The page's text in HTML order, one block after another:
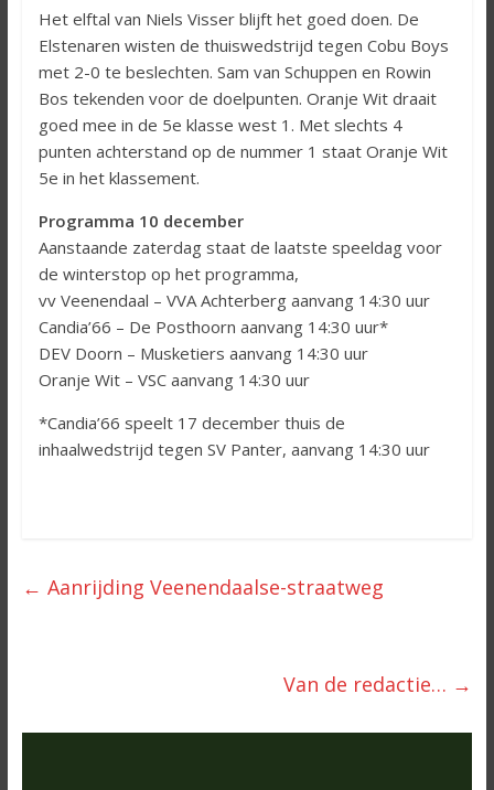
Het elftal van Niels Visser blijft het goed doen. De
Elstenaren wisten de thuiswedstrijd tegen Cobu Boys
met 2-0 te beslechten. Sam van Schuppen en Rowin
Bos tekenden voor de doelpunten. Oranje Wit draait
goed mee in de 5e klasse west 1. Met slechts 4
punten achterstand op de nummer 1 staat Oranje Wit
5e in het klassement.
Programma 10 december
Aanstaande zaterdag staat de laatste speeldag voor
de winterstop op het programma,
vv Veenendaal – VVA Achterberg aanvang 14:30 uur
Candia’66 – De Posthoorn aanvang 14:30 uur*
DEV Doorn – Musketiers aanvang 14:30 uur
Oranje Wit – VSC aanvang 14:30 uur
*Candia’66 speelt 17 december thuis de
inhaalwedstrijd tegen SV Panter, aanvang 14:30 uur
← Aanrijding Veenendaalse-straatweg
Van de redactie… →